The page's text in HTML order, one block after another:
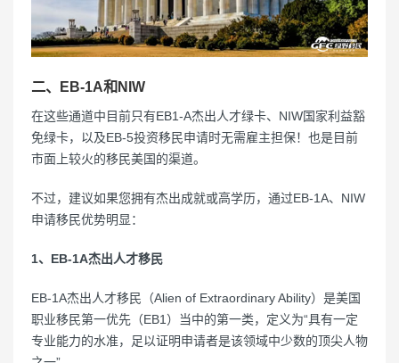
二、EB-1A和NIW
在这些通道中目前只有EB1-A杰出人才绿卡、NIW国家利益豁
免绿卡，以及EB-5投资移民申请时无需雇主担保！也是目前
市面上较火的移民美国的渠道。
不过，建议如果您拥有杰出成就或高学历，通过EB-1A、NIW
申请移民优势明显：
1、EB-1A杰出人才移民
EB-1A杰出人才移民（Alien of Extraordinary Ability）是美国
职业移民第一优先（EB1）当中的第一类，定义为“具有一定
专业能力的水准，足以证明申请者是该领域中少数的顶尖人物